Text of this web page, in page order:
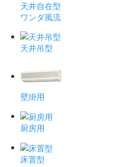
天井自在型
ワンダ風流
天井吊型
壁掛用
厨房用
床置型